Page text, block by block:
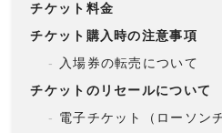
チケット料金
チケット購入時の注意事項
入場券の転売について
チケットのリセールについて
電子チケット（ローソン